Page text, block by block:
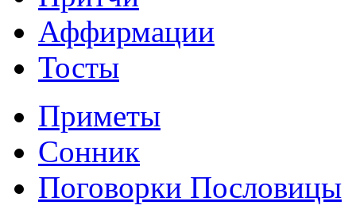
Аффирмации
Тосты
Приметы
Сонник
Поговорки Пословицы